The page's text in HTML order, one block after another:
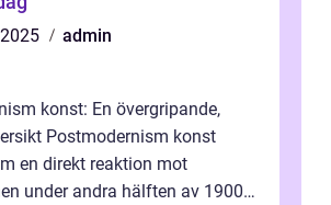
admin
konst: En övergripande,
Postmodernism konst
en direkt reaktion mot
under andra hälften av 1900-